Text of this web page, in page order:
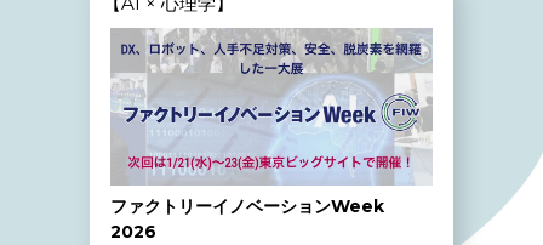
ファクトリーイノベーションWeek
2026